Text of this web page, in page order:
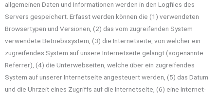
allgemeinen Daten und Informationen werden in den Logfiles des
Servers gespeichert. Erfasst werden können die (1) verwendeten
Browsertypen und Versionen, (2) das vom zugreifenden System
verwendete Betriebssystem, (3) die Internetseite, von welcher ein
zugreifendes System auf unsere Internetseite gelangt (sogenannte
Referrer), (4) die Unterwebseiten, welche über ein zugreifendes
System auf unserer Internetseite angesteuert werden, (5) das Datum
und die Uhrzeit eines Zugriffs auf die Internetseite, (6) eine Internet-